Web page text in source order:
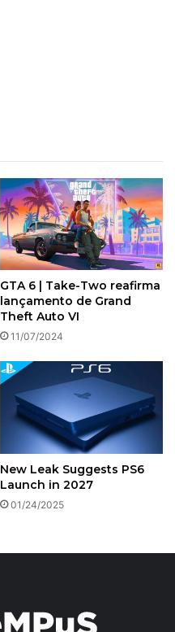
GTA 6 | Take-Two reafirma
lançamento de Grand
Theft Auto VI
11/07/2024
New Leak Suggests PS6
Launch in 2027
01/24/2025